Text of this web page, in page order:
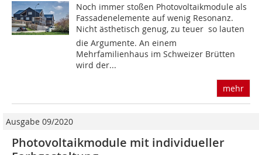
Noch immer stoßen Photovoltaikmodule als
Fassadenelemente auf wenig Resonanz.
Nicht ästhetisch genug, zu teuer  so lauten
die Argumente. An einem
Mehrfamilienhaus im Schweizer Brütten
wird der...
mehr
Ausgabe 09/2020
Photovoltaikmodule mit individueller